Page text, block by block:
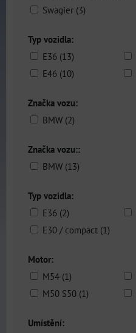
Swagier (3)
Typ vozidla:
E36 (13)
E46 (10)
Značka vozu:
BMW (2)
Značka vozu::
BMW (13)
Typ vozidla:
E36 (2)
E30 / compact (1)
Motor:
M54 (1)
M50 S50 (1)
Umístění: